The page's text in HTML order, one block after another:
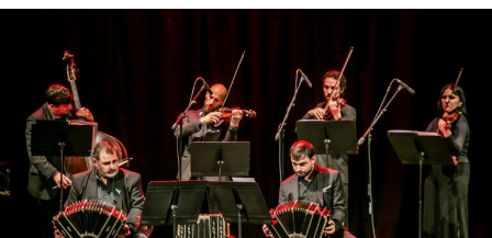
Incluye más de diez cambios de vestuario, un cuidado
diseño lumínico y escenas donde las diagonales, las
acrobacias, los firuletes y las coreografías
perfectamente sincronizadas convierten cada cuadro en
una demostración de virtuosismo, sensibilidad y trabajo
colectivo.